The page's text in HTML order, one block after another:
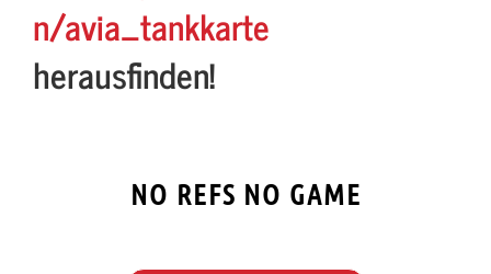
n/avia_tankkarte
herausfinden!
NO REFS NO GAME